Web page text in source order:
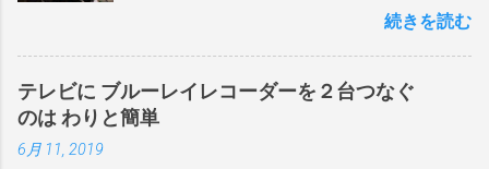
温度計が使える（ドラム内の温度が測れ
ドラムだから熱伝導に時間がかかる） 多少
の蓄熱効果はある チャフが飛び散らない 焙
煎中、外気温や風による温度変化は殆どな
続きを読む
テレビに ブルーレイレコーダーを２台つなぐ
のは わりと簡単
6月 11, 2019